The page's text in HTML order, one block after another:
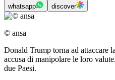
whatsapp discover
© ansa
Donald Trump torna ad attaccare
accusa di manipolare le loro
due Paesi.